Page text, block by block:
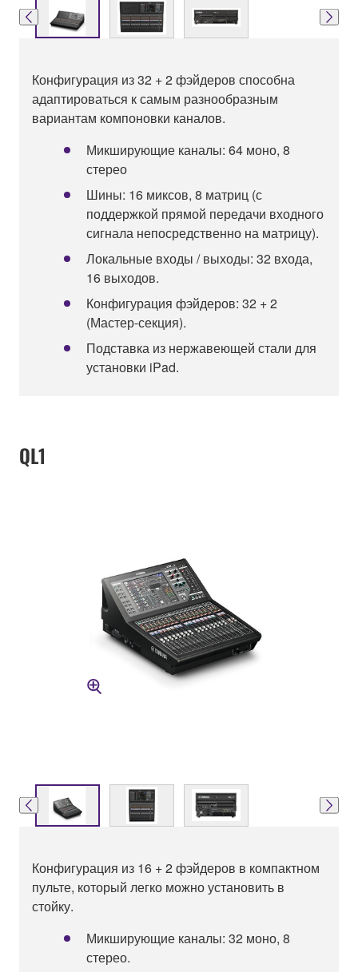
Конфигурация из 32 + 2 фэйдеров способна
адаптироваться к самым разнообразным
вариантам компоновки каналов.
Микширующие каналы: 64 моно, 8
стерео
Шины: 16 миксов, 8 матриц (с
поддержкой прямой передачи входного
сигнала непосредственно на матрицу).
Локальные входы / выходы: 32 входа,
16 выходов.
Конфигурация фэйдеров: 32 + 2
(Мастер-секция).
Подставка из нержавеющей стали для
установки iPad.
QL1
Конфигурация из 16 + 2 фэйдеров в компактном
пульте, который легко можно установить в
стойку.
Микширующие каналы: 32 моно, 8
стерео.